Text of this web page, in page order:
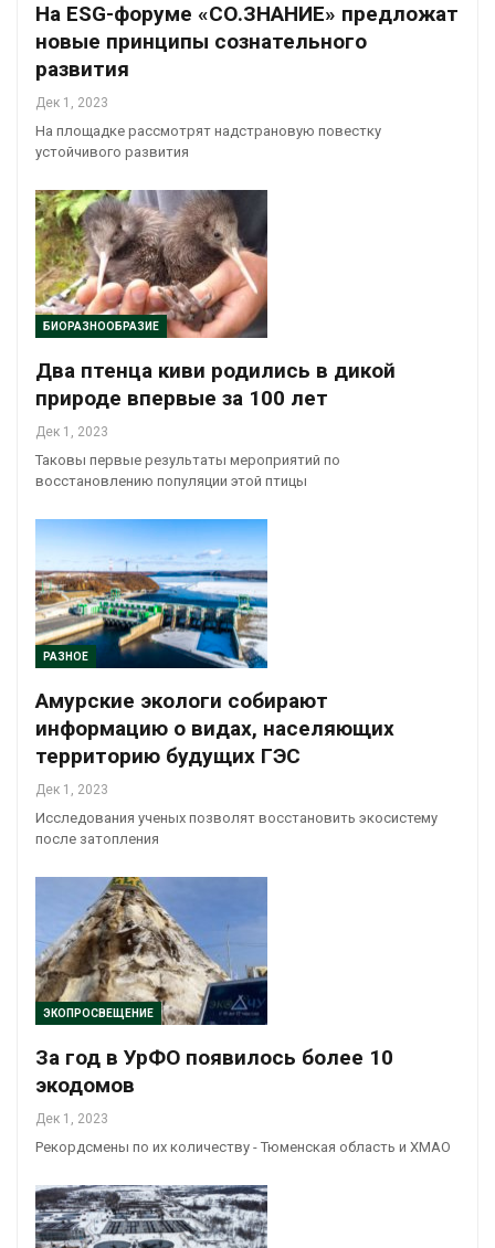
На ESG-форуме «СО.ЗНАНИЕ» предложат
новые принципы сознательного
развития
Дек 1, 2023
На площадке рассмотрят надстрановую повестку
устойчивого развития
БИОРАЗНООБРАЗИЕ
Два птенца киви родились в дикой
природе впервые за 100 лет
Дек 1, 2023
Таковы первые результаты мероприятий по
восстановлению популяции этой птицы
РАЗНОЕ
Амурские экологи собирают
информацию о видах, населяющих
территорию будущих ГЭС
Дек 1, 2023
Исследования ученых позволят восстановить экосистему
после затопления
ЭКОПРОСВЕЩЕНИЕ
За год в УрФО появилось более 10
экодомов
Дек 1, 2023
Рекордсмены по их количеству - Тюменская область и ХМАО